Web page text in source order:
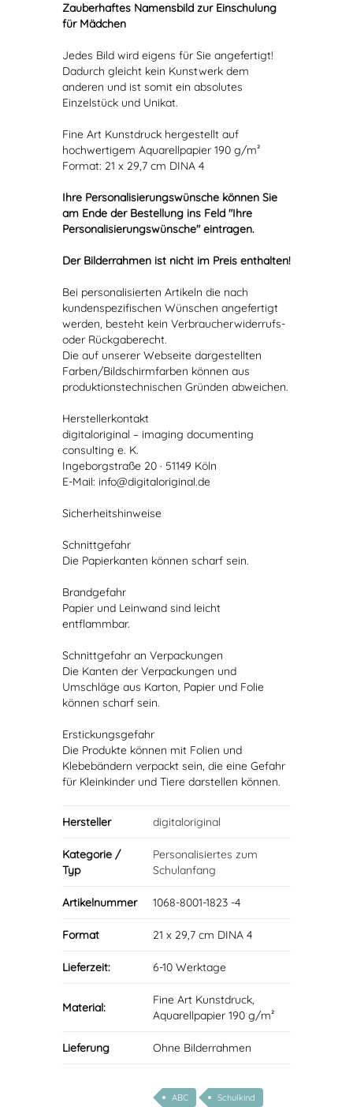
Zauberhaftes Namensbild zur Einschulung
für Mädchen
Jedes Bild wird eigens für Sie angefertigt!
Dadurch gleicht kein Kunstwerk dem
anderen und ist somit ein absolutes
Einzelstück und Unikat.
Fine Art Kunstdruck hergestellt auf
hochwertigem Aquarellpapier 190 g/m²
Format: 21 x 29,7 cm DINA 4
Ihre Personalisierungswünsche können Sie
am Ende der Bestellung ins Feld "Ihre
Personalisierungswünsche" eintragen.
Der Bilderrahmen ist nicht im Preis enthalten!
Bei personalisierten Artikeln die nach
kundenspezifischen Wünschen angefertigt
werden, besteht kein Verbraucherwiderrufs-
oder Rückgaberecht.
Die auf unserer Webseite dargestellten
Farben/Bildschirmfarben können aus
produktionstechnischen Gründen abweichen.
Herstellerkontakt
digitaloriginal – imaging documenting
consulting e. K.
Ingeborgstraße 20 · 51149 Köln
E-Mail: info@digitaloriginal.de
Sicherheitshinweise
Schnittgefahr
Die Papierkanten können scharf sein.
Brandgefahr
Papier und Leinwand sind leicht
entflammbar.
Schnittgefahr an Verpackungen
Die Kanten der Verpackungen und
Umschläge aus Karton, Papier und Folie
können scharf sein.
Erstickungsgefahr
Die Produkte können mit Folien und
Klebebändern verpackt sein, die eine Gefahr
für Kleinkinder und Tiere darstellen können.
Hersteller digitaloriginal
Kategorie /
Typ
Personalisiertes zum
Schulanfang
Artikelnummer 1068-8001-1823 -4
Format 21 x 29,7 cm DINA 4
Lieferzeit: 6-10 Werktage
Material:
Fine Art Kunstdruck,
Aquarellpapier 190 g/m²
Lieferung Ohne Bilderrahmen
ABC Schulkind